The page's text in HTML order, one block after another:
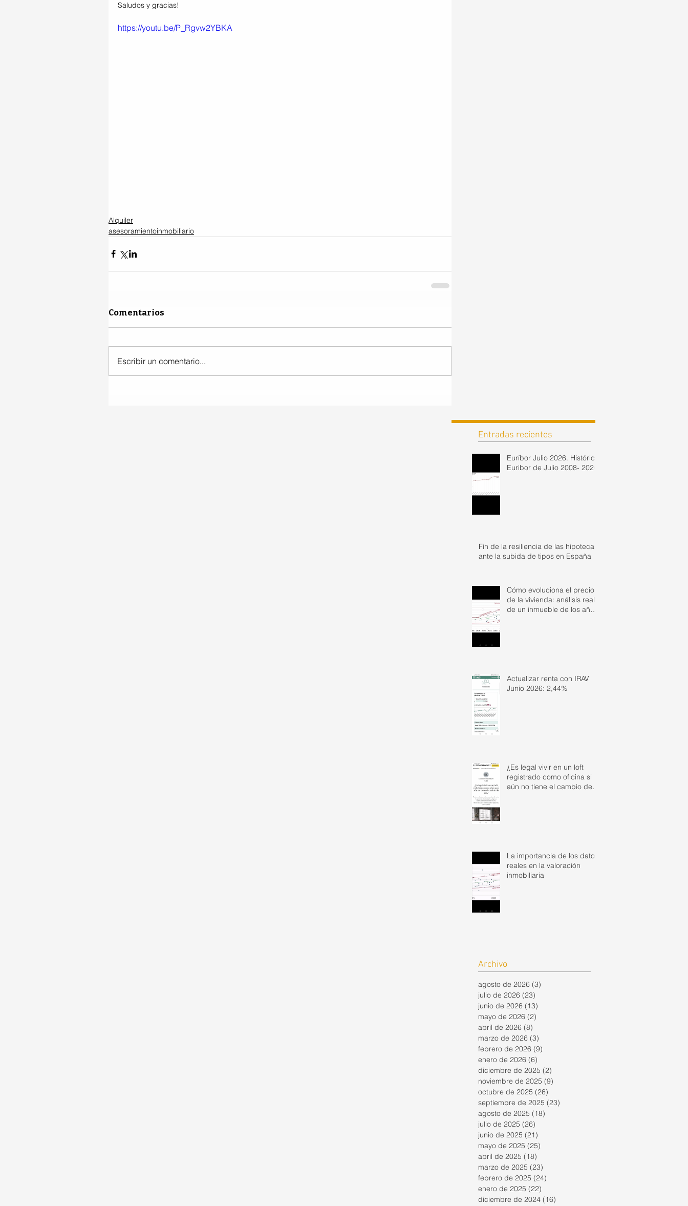
Saludos y gracias!
https://youtu.be/P_Rgvw2YBKA
Alquiler
asesoramientoinmobiliario
Comentarios
Escribir un comentario...
Entradas recientes
Euríbor Julio 2026. Histórico
Euribor de Julio 2008- 2026
Fin de la resiliencia de las hipotecas
ante la subida de tipos en España
Cómo evoluciona el precio
de la vivienda: análisis real
de un inmueble de los años
Actualizar renta con IRAV
Junio 2026: 2,44%
¿Es legal vivir en un loft
registrado como oficina si
aún no tiene el cambio de
La importancia de los datos
reales en la valoración
inmobiliaria
Archivo
agosto de 2026 (3)
julio de 2026 (23)
junio de 2026 (13)
mayo de 2026 (2)
abril de 2026 (8)
marzo de 2026 (3)
febrero de 2026 (9)
enero de 2026 (6)
diciembre de 2025 (2)
noviembre de 2025 (9)
octubre de 2025 (26)
septiembre de 2025 (23)
agosto de 2025 (18)
julio de 2025 (26)
junio de 2025 (21)
mayo de 2025 (25)
abril de 2025 (18)
marzo de 2025 (23)
febrero de 2025 (24)
enero de 2025 (22)
diciembre de 2024 (16)